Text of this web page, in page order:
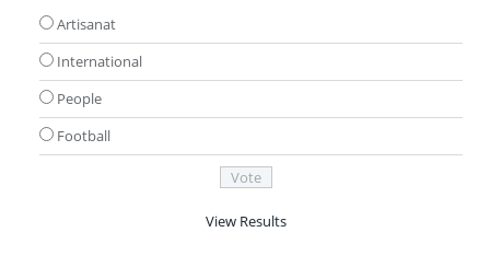
Artisanat
International
People
Football
View Results